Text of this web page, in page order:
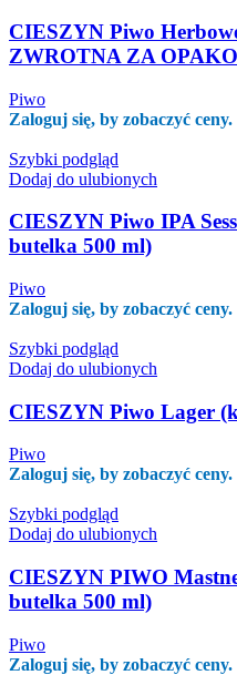
CIESZYN Piwo
ZWROTNA ZA
Piwo
Zaloguj się, by zobaczyć ceny.
Szybki podgląd
Dodaj do ulubionych
CIESZYN Piwo IPA
butelka 500 ml)
Piwo
Zaloguj się, by zobaczyć ceny.
Szybki podgląd
Dodaj do ulubionych
CIESZYN Piwo Lager
Piwo
Zaloguj się, by zobaczyć ceny.
Szybki podgląd
Dodaj do ulubionych
CIESZYN PIWO
butelka 500 ml)
Piwo
Zaloguj się, by zobaczyć ceny.